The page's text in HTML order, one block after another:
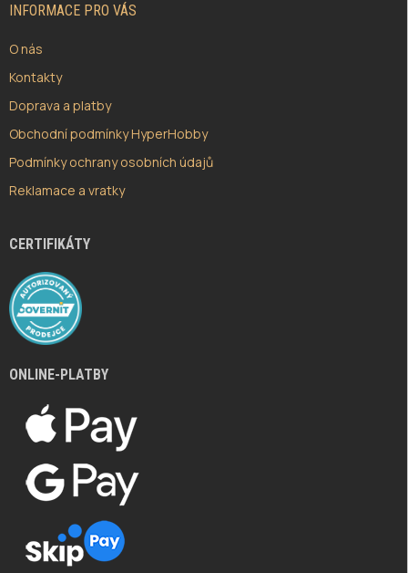
INFORMACE PRO VÁS
O nás
Kontakty
Doprava a platby
Obchodní podmínky HyperHobby
Podmínky ochrany osobních údajů
Reklamace a vratky
CERTIFIKÁTY
ONLINE-PLATBY